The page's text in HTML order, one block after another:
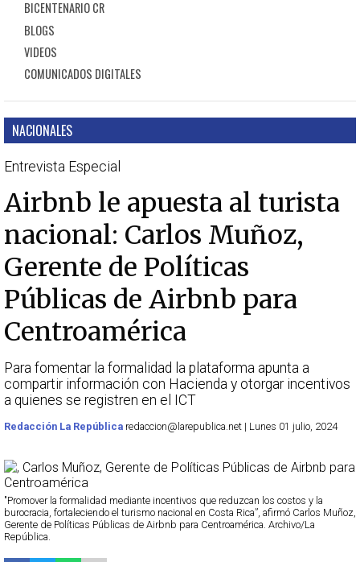
BICENTENARIO CR
BLOGS
VIDEOS
COMUNICADOS DIGITALES
NACIONALES
Entrevista Especial
Airbnb le apuesta al turista
nacional: Carlos Muñoz,
Gerente de Políticas
Públicas de Airbnb para
Centroamérica
Para fomentar la formalidad la plataforma apunta a
compartir información con Hacienda y otorgar incentivos
a quienes se registren en el ICT
Redacción La República redaccion@larepublica.net | Lunes 01 julio, 2024
"Promover la formalidad mediante incentivos que reduzcan los costos y la
burocracia, fortaleciendo el turismo nacional en Costa Rica”, afirmó Carlos Muñoz,
Gerente de Políticas Públicas de Airbnb para Centroamérica. Archivo/La
República.